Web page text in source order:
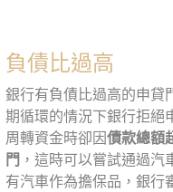
負債比過高
銀行有負債比過高的申貸
期循環的情況下銀行拒絕
周轉資金時卻因債款總額
門 ，這時可以嘗試通過
有汽車作為擔保品，銀行